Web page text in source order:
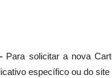
Para solicitar a nova
específico ou do